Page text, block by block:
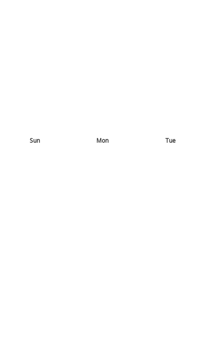
Sun Mon Tue